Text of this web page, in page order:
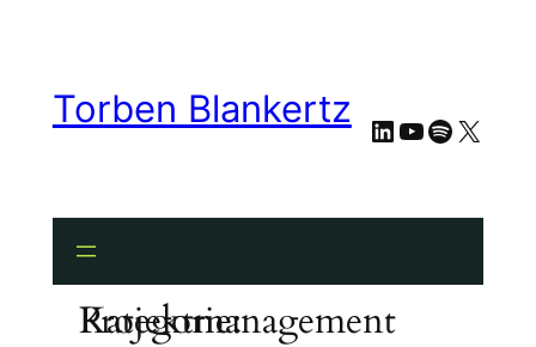
springenTorben Blankertz LinkedIn
YouTube
Spotify
X
Kategorie:
Projektmanagement